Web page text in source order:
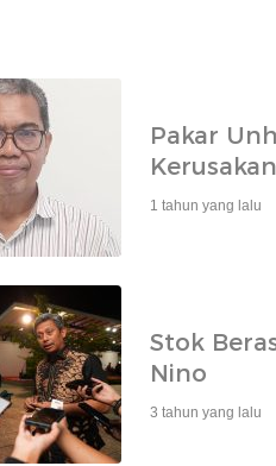
Pakar
1 tahun yang lalu
Stok
Nino
3 tahun yang lalu